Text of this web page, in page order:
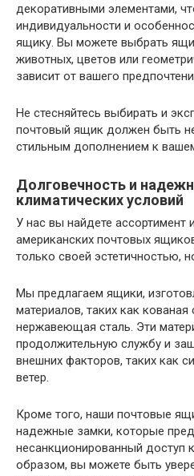
декоративными элементами,
индивидуальности и
ящику. Вы можете выбрать
животных, цветов или
зависит от вашего
Не стесняйтесь выбирать и
почтовый ящик должен быть
стильным дополнением к
Долговечность и
климатических условий
У нас вы найдете ассортимент
американских почтовых
только своей эстетичностью,
Мы предлагаем ящики,
материалов, таких как
нержавеющая сталь. Эти
продолжительную службу и
внешних факторов, таких как
ветер.
Кроме того, наши почтовые
надежные замки, которые
несанкционированный доступ
образом, вы можете быть